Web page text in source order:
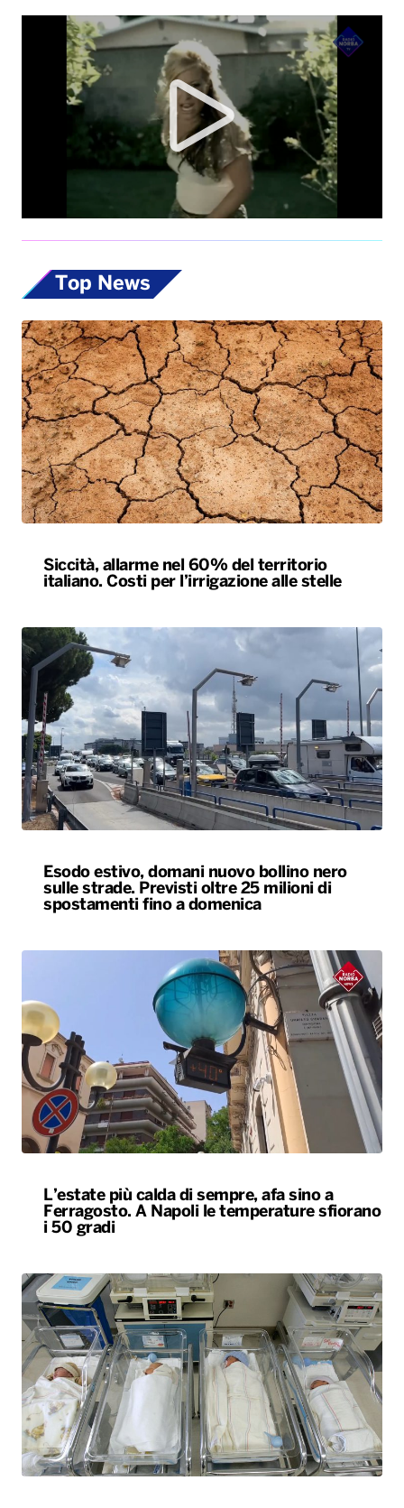
Top News
Siccità, allarme nel 60% del territorio
italiano. Costi per l’irrigazione alle stelle
Esodo estivo, domani nuovo bollino nero
sulle strade. Previsti oltre 25 milioni di
spostamenti fino a domenica
L’estate più calda di sempre, afa sino a
Ferragosto. A Napoli le temperature sfiorano
i 50 gradi